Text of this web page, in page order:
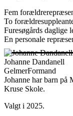
Fem
To
Furesøgårds daglige
En personale
Johanne Dandanell
GelmerFormand
Johanne har barn på
Kruse Skole.
Valgt i 2025.